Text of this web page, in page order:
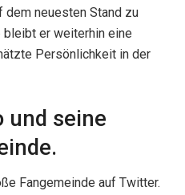
dem neuesten Stand zu
er weiterhin eine
Persönlichkeit in der
und seine
Fangemeinde auf Twitter.